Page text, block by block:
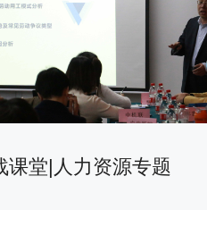
课堂|人力资源专题